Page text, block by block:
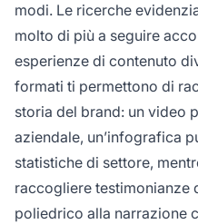
modi. Le ricerche
molto di più a seguire
esperienze di contenuto
formati ti permettono di
storia del brand: un video
aziendale, un’infografica
statistiche di settore,
raccogliere testimonianze
poliedrico alla narrazione